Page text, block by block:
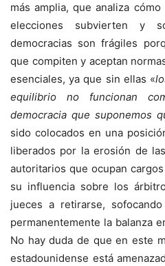
más amplia, que analiza
elecciones subvierten y
democracias son frágiles
que compiten y aceptan
esenciales, ya que sin ellas «
equilibrio no funcionan
democracia que suponemos
sido colocados en una
liberados por la erosión de
autoritarios que ocupan
su influencia sobre los
jueces a retirarse,
permanentemente la balanza
No hay duda de que en este
estadounidense está